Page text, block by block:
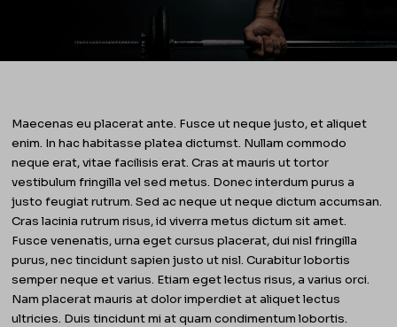
Maecenas eu placerat ante. Fusce ut neque justo, et aliquet
enim. In hac habitasse platea dictumst. Nullam commodo
neque erat, vitae facilisis erat. Cras at mauris ut tortor
vestibulum fringilla vel sed metus. Donec interdum purus a
justo feugiat rutrum. Sed ac neque ut neque dictum accumsan.
Cras lacinia rutrum risus, id viverra metus dictum sit amet.
Fusce venenatis, urna eget cursus placerat, dui nisl fringilla
purus, nec tincidunt sapien justo ut nisl. Curabitur lobortis
semper neque et varius. Etiam eget lectus risus, a varius orci.
Nam placerat mauris at dolor imperdiet at aliquet lectus
ultricies. Duis tincidunt mi at quam condimentum lobortis.